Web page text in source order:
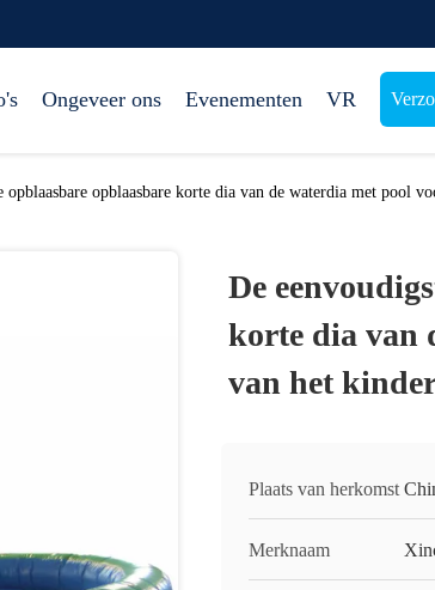
Ongeveer ons Evenementen VR
opblaasbare opblaasbare korte dia van de waterdia met pool
De
korte dia van
van het
Plaats van herkomst
Merknaam